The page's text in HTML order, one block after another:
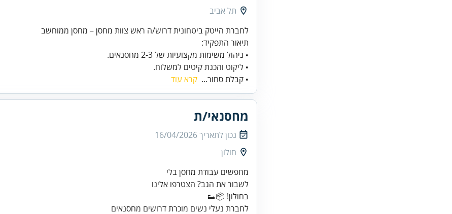
תל אביב
לחברת הייטק ביטחונית דרוש/ה ראש צוות מחסן – מחסן ממוחשב
• ליקוט והכנת קיטים למשלוח.
• קבלת סחור... קרא עוד
מחסנאי/ת
נכון לתאריך16/04/2026
חולון